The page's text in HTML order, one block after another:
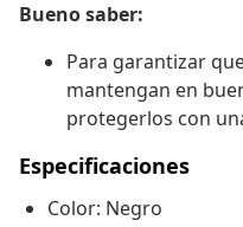
Bueno saber:
Para garantizar
mantengan en
protegerlos con
Especificaciones
Color: Negro